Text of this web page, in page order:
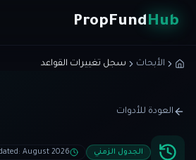
PropFundHub
الأبحاث سجل تغييرات القواعد
العودة للأدوات
الجدول الزمني : August 2026